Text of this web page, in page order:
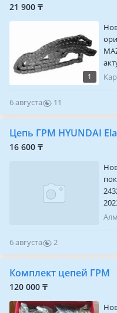
21 900 ₸
1
6 августа
11
Цепь ГРМ HYUNDAI
16 600 ₸
6 августа
2
Комплект цепей ГРМ
120 000 ₸